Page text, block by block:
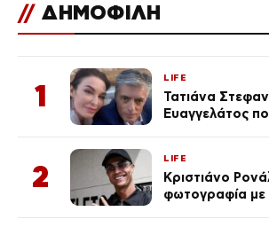
// ΔΗΜΟΦΙΛΗ
1
LIFE
Τατιάνα
Ευαγγελάτος
2
LIFE
Κριστιάνο
φωτογραφία με